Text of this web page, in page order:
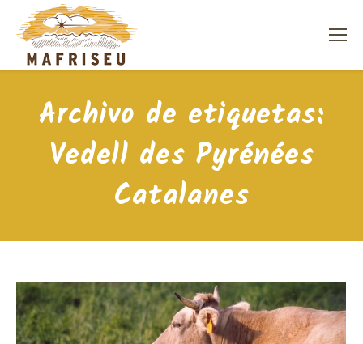
Archivo de etiquetas:
Vedell des Pyrénées
Catalanes